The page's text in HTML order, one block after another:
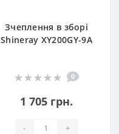
Зчеплення в зборі
Shineray XY200GY-9A
0
1 705 грн.
- +